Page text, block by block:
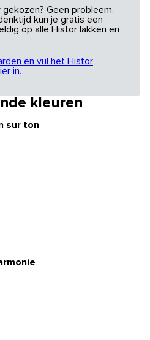
Geen probleem.
kun je gratis een
op alle Histor lakken en
en vul het Histor
in.
kleuren
sur ton